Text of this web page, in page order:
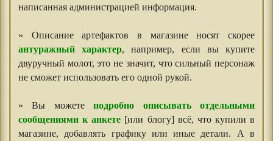
написанная администрацией информация.
» Описание артефактов в магазине носят скорее
антуражный характер, например, если вы купите
двуручный молот, это не значит, что сильный персонаж
не сможет использовать его одной рукой.
» Вы можетеподробно описывать отдельными
сообщениями к анкете [или блогу] всё, что купили в
магазине, добавлять графику или иные детали. А в